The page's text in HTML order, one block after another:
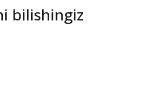
bilishingiz